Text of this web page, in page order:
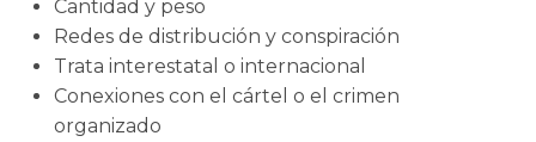
Cantidad y peso
Redes de distribución y conspiración
Trata interestatal o internacional
Conexiones con el cártel o el crimen
organizado